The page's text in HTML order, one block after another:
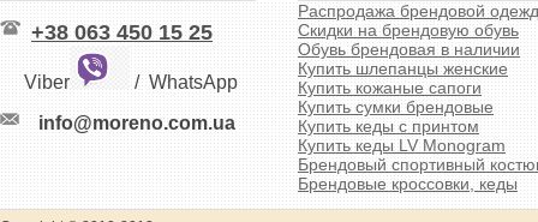
+38 063 450 15 25
Viber /WhatsApp
info@moreno.com.ua
Распродажа брендовой
Скидки на брендовую обувь
Обувь брендовая в наличии
Купить шлепанцы женские
Купить кожаные сапоги
Купить сумки брендовые
Купить кеды с принтом
Купить кеды LV Monogram
Брендовый спортивный
Брендовые кроссовки, кеды